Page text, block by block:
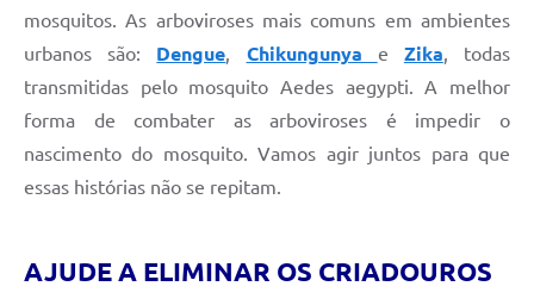
Audiências Públicas
Links
Telefones Úteis
mosquitos. As arboviroses mais comuns em ambientes
urbanos são: Dengue, Chikungunya e Zika, todas
transmitidas pelo mosquito Aedes aegypti. A melhor
forma de combater as arboviroses é impedir o
nascimento do mosquito. Vamos agir juntos para que
essas histórias não se repitam.
AJUDE A ELIMINAR OS CRIADOUROS